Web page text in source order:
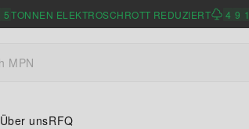
5 TONNEN ELEKTROSCHROTT REDUZIERT 4 9 1
Über unsRFQ